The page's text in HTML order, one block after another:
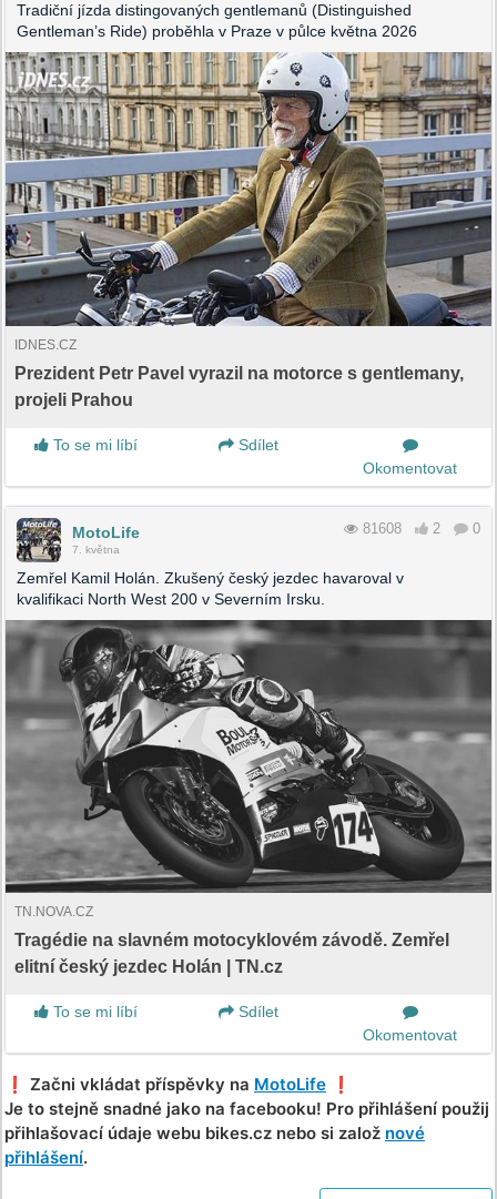
Tradiční jízda distingovaných gentlemanů (Distinguished
Gentleman’s Ride) proběhla v Praze v půlce května 2026
IDNES.CZ
Prezident Petr Pavel vyrazil na motorce s gentlemany,
projeli Prahou
To se mi líbí
Sdílet
Okomentovat
MotoLife
7. května
81608 2 0
Zemřel Kamil Holán. Zkušený český jezdec havaroval v
kvalifikaci North West 200 v Severním Irsku.
TN.NOVA.CZ
Tragédie na slavném motocyklovém závodě. Zemřel
elitní český jezdec Holán | TN.cz
To se mi líbí
Sdílet
Okomentovat
❗️ Začni vkládat příspěvky na MotoLife ❗️
Je to stejně snadné jako na facebooku! Pro přihlášení použij
přihlašovací údaje webu bikes.cz nebo si založ nové
přihlášení.